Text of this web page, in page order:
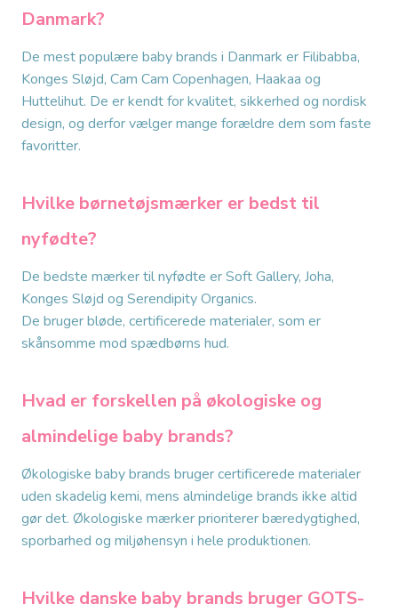
Danmark?
De mest populære baby brands i Danmark er Filibabba,
Konges Sløjd, Cam Cam Copenhagen, Haakaa og
Huttelihut. De er kendt for kvalitet, sikkerhed og nordisk
design, og derfor vælger mange forældre dem som faste
favoritter.
Hvilke børnetøjsmærker er bedst til
nyfødte?
De bedste mærker til nyfødte er Soft Gallery, Joha,
Konges Sløjd og Serendipity Organics.
De bruger bløde, certificerede materialer, som er
skånsomme mod spædbørns hud.
Hvad er forskellen på økologiske og
almindelige baby brands?
Økologiske baby brands bruger certificerede materialer
uden skadelig kemi, mens almindelige brands ikke altid
gør det. Økologiske mærker prioriterer bæredygtighed,
sporbarhed og miljøhensyn i hele produktionen.
Hvilke danske baby brands bruger GOTS-